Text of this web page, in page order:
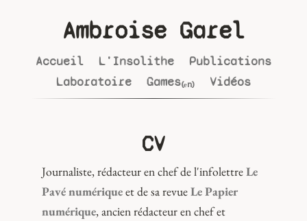
Ambroise Garel
Accueil L'Insolithe
Publications
Laboratoire
Games₍ₑₙ₎ Vidéos
CV
Journaliste, rédacteur en chef de l'infolettreLe
Pavé numériqueet de sa revueLe Papier
numérique, ancien rédacteur en chef et